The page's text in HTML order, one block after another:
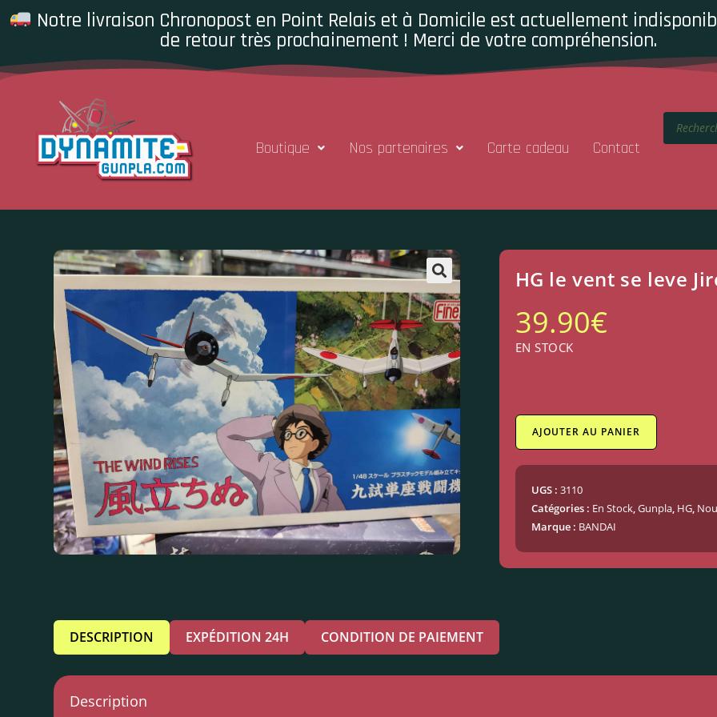
Notre livraison Chronopost en Point Relais et à Domicile est actuellement
de retour très prochainement ! Merci de votre compréhension.
Boutique Nos partenaires Carte cadeau Contact
HG le vent se leve
39.90€
EN STOCK
AJOUTER AU PANIER
UGS : 3110
Catégories : En Stock, Gunpla, HG,
Marque : BANDAI
DESCRIPTION EXPÉDITION 24H CONDITION DE PAIEMENT
Description